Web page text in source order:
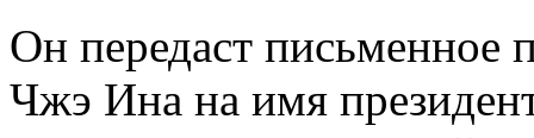
Он передаст письменное
Чжэ Ина на имя